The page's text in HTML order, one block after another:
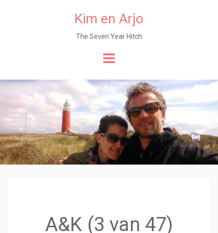
Kim en Arjo
The Seven Year Hitch
A&K (3 van 47)